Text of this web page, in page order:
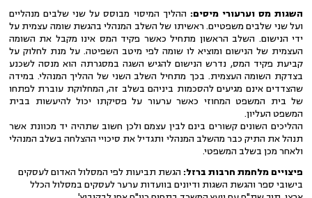
השגות מס וערעורי מיסים: ההליך המיסוי מבוסס על שני שלבים מנהליים
ועל שני שלבים משפטיים. ראשיתו של השלב המנהלי בהגשת שומה עצמית על
ידי הנישום. השלב הראשון מתחיל כאשר פקיד המס אינו מקבל את השומה
העצמית של הנישום ומוציא לו שומה לפי מיטב השפיטה. על מנת לחלוק על
קביעת פקיד המס, נדרש הנישום להגיש השגה במסגרתה הוא מנסה לשכנע
בצדקת השומה העצמית. בכך מתחיל השלב השני של ההליך המנהלי. במידה
שהצדדים אינם מגיעים להסכמות ביניהם בשלב זה, המחלוקת עוברת לפתחו
של בית המשפט המחוזי כאשר ערעור על פסיקתו יכול להיעשות בבית
המשפט העליון.
ההליכים השונים קשורים בינם לבין עצמם ולכן חשוב שתהיה יד מכוונת אשר
תנהל את התיק כבר מהשלב המנהלי ותגדיל את סיכויי ההצלחה בשלב המנהלי
ולאחר מכן בשלב המשפטי.
פיצויים מלחמת חרבות ברזל: הגשת תביעות לפי המסלול האדום לעסקים
בישובי ספר והגשת השגות ודיונים בוועדות ערער לעסקים במסלול הכלל